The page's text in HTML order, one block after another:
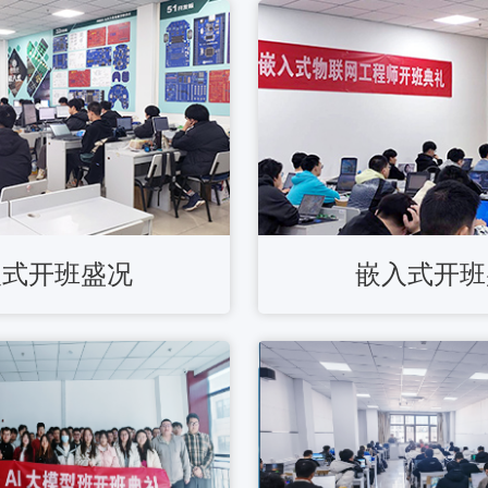
开班盛况 嵌入式开